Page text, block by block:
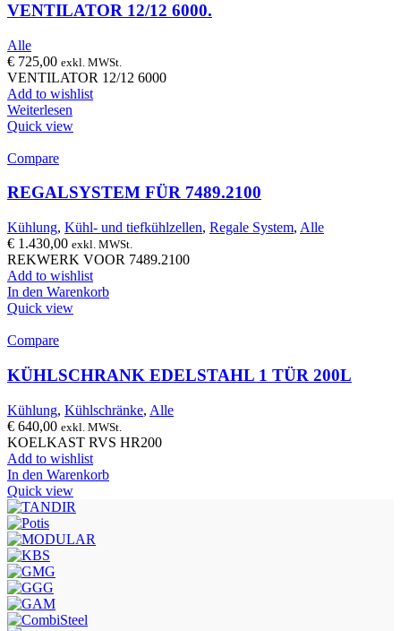
VENTILATOR 12/12 6000.
Alle
€ 725,00 exkl. MWSt.
VENTILATOR 12/12 6000
Add to wishlist
Weiterlesen
Quick view
Compare
REGALSYSTEM FÜR 7489.2100
Kühlung, Kühl- und tiefkühlzellen, Regale System, Alle
€ 1.430,00 exkl. MWSt.
REKWERK VOOR 7489.2100
Add to wishlist
In den Warenkorb
Quick view
Compare
KÜHLSCHRANK EDELSTAHL 1 TÜR 200L
Kühlung, Kühlschränke, Alle
€ 640,00 exkl. MWSt.
KOELKAST RVS HR200
Add to wishlist
In den Warenkorb
Quick view